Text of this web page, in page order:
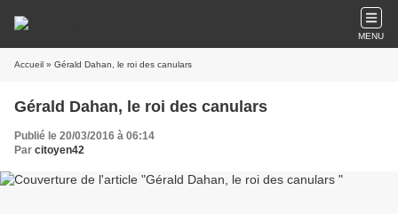
MENU
Accueil » Gérald Dahan, le roi des canulars
Gérald Dahan, le roi des canulars
Publié le 20/03/2016 à 06:14
Par citoyen42